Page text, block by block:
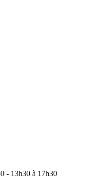
- 13h30 à 17h30